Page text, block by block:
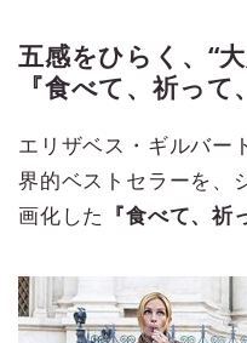
五感をひらく、“
『食べて、祈って
エリザベス・ギルバー
界的ベストセラーを、
画化した 『食べて、祈